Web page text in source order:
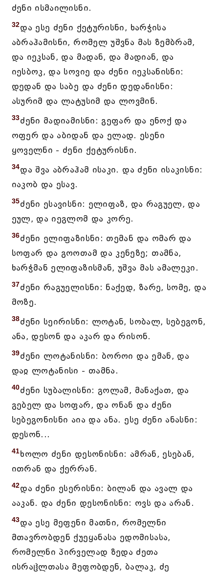
ძენი ისმაილისნი.
32და ესე ძენი ქეტურისნი, ხარჭისა
აბრაჰამისნი, რომელ უშვნა მას ზემბრამ,
და იეკსან, და მადან, და მადიან, და
იესბოკ, და სოვიე და ძენი იეკსანისნი:
დედან და საბე და ძენი დედანისნი:
ასურიმ და ლატუსიმ და ლოვმინ.
33ძენი მადიამისნი: გეფარ და ენოქ და
ოფერ და აბიდან და ელად. ესენი
ყოველნი - ძენი ქეტურისნი.
34და შვა აბრაჰამ ისაკი. და ძენი ისაკისნი:
იაკობ და ესავ.
35ძენი ესავისნი: ელიფაზ, და რაგუელ, და
ეულ, და იეგლომ და კორე.
36ძენი ელიფაზისნი: თემან და ომარ და
სოფარ და გოოთამ და კენეზე; თამნა,
ხარჭმან ელიფაზისმან, უშვა მას ამალეკი.
37ძენი რაგუელისნი: ნაქედ, ზარე, სომე, და
მოზე.
38ძენი სეირისნი: ლოტან, სობალ, სებეგონ,
ანა, დესონ და აკარ და რისონ.
39ძენი ლოტანისნი: ბოროი და ემან, და
დაჲ ლოტანისი - თამნა.
40ძენი სუბალისნი: გოლამ, მანაქათ, და
გებელ და სოფარ, და ონან და ძენი
სებეგონისნი აია და ანა. ესე ძენი ანასნი:
დესონ...
41ხოლო ძენი დესონისნი: ამრან, ესებან,
ითრან და ქერრან.
42და ძენი ესერისნი: ბილან და ავალ და
ააკან. და ძენი დესონისნი: ოვს და არან.
43და ესე მეფენი მათნი, რომელნი
მთავრობდენ ქუეყანასა ედომისასა,
რომელნი პირველად ზედა ძეთა
ისრაჱლთასა მეფობდენ, ბალაკ, ძე